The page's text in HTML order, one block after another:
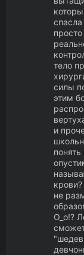
тело
силы
этим
и
не
О_о!?